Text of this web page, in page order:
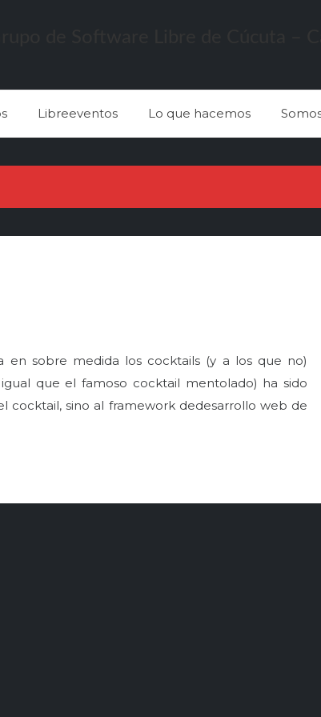
Libreeventos Lo que hacemos
sobre medida los cocktails (y a los que no)
que el famoso cocktail mentolado) ha sido
cocktail, sino al framework dedesarrollo web de